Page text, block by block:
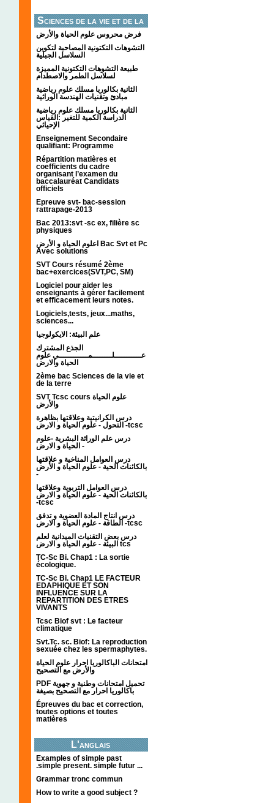
Sciences de la vie et de la
terre
فرض محروس علوم الحياة والأرض
التشوهات التكتونیة المصاحبة لتكوین
السلاسل الجبلیة
طبيعة التشوهات التكتونية المميزة
لسلاسل الطمر والاصطدام
الثانية بكالوريا مسلك علوم رياضية
مبادئ وتقنيات الهندسة الوراثية
الثانية بكالوريا مسلك علوم رياضية
الدراسة الكمية للتغير :القياس
الإحيائي
Enseignement Secondaire
qualifiant: Programme
Répartition matières et
coefficients du cadre
organisant l’examen du
baccalauréat Candidats
officiels
Epreuve svt- bac-session
rattrapage-2013
Bac 2013:svt -sc ex, filière sc
physiques
اعلوم الحياة و الأرض Bac Svt et Pc
Avec solutions
SVT Cours résumé 2ème
bac+exercices(SVT,PC, SM)
Logiciel pour aider les
enseignants à gérer facilement
et efficacement leurs notes.
Logiciels,tests, jeux...maths,
sciences...
علم البيئة: الايكولوجيا
الجذع المشترك
عـــــــــــلــــــــمــــــــــــي علوم
الحياة والارض
2ème bac Sciences de la vie et
de la terre
SVT Tcsc cours علوم الحياة
والأرض
درس الكرانيتية وعلاقتها بظاهرة
التحول - علوم الحياة و الارض -tcsc
درس علم الوراثة البشرية -علوم
الحياة و الارض -
درس العوامل المناخية و علاقتها
بالكائنات الحية - علوم الحياة و الأرض
-
درس العوامل التربوية وعلاقتها
بالكائنات الحية - علوم الحياة و الارض
-tcsc
درس انتاج المادة العضوية و تدفق
الطاقة - علوم الحياة و الارض -tcsc
درس بعض التقنيات الميدانية لعلم
البيئة - علوم الحياة و الارض tcs
TC-Sc Bi. Chap1 : La sortie
écologique.
TC-Sc Bi. Chap1 LE FACTEUR
EDAPHIQUE ET SON
INFLUENCE SUR LA
REPARTITION DES ETRES
VIVANTS
Tcsc Biof svt : Le facteur
climatique
Svt.Tc. sc. Biof: La reproduction
sexuée chez les spermaphytes.
امتحانات الباكالوريا احرار علوم الحياة
والأرض مع التصحيح
PDF تحميل امتحانات وطنية و جهوية
باكالوريا احرار مع التصحيح بصيغة
Épreuves du bac et correction,
toutes options et toutes
matières
L'anglais
Examples of simple past
.simple present. simple futur ...
Grammar tronc commun
How to write a good subject ?